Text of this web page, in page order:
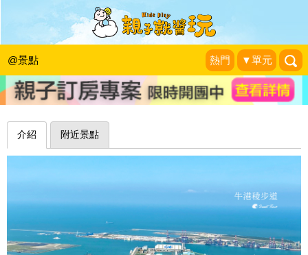
@景點 熱門 ▼單元
親子好行，鳥瞰淡水河岸、台北港盡收
眼底～五股牛港稜步道
Sweet Tina 樂在生活分享|2020-10-12
介紹 附近景點